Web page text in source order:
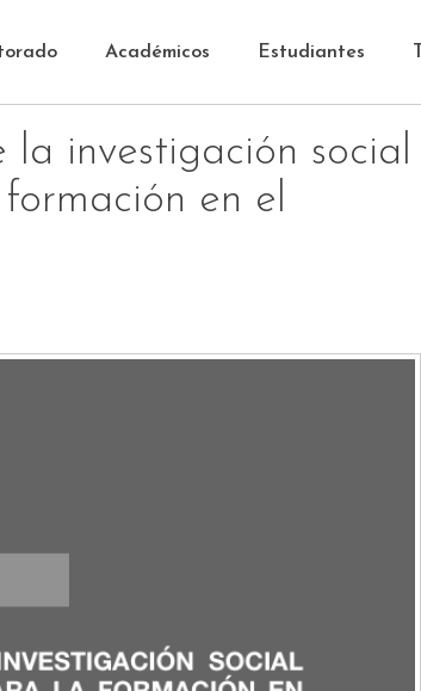
Académicos Estudiantes
la investigación social
en el